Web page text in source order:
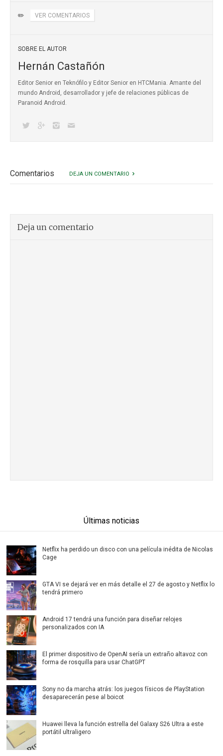
✏️ VER COMENTARIOS
SOBRE EL AUTOR
Hernán Castañón
Editor Senior en Teknófilo y Editor Senior en HTCMania. Amante del
mundo Android, desarrollador y jefe de relaciones públicas de
Paranoid Android.
Comentarios DEJA UN COMENTARIO
Deja un comentario
Últimas noticias
Netflix ha perdido un disco con una película inédita de Nicolas
Cage
GTA VI se dejará ver en más detalle el 27 de agosto y Netflix lo
tendrá primero
Android 17 tendrá una función para diseñar relojes
personalizados con IA
El primer dispositivo de OpenAI sería un extraño altavoz con
forma de rosquilla para usar ChatGPT
Sony no da marcha atrás: los juegos físicos de PlayStation
desaparecerán pese al boicot
Huawei lleva la función estrella del Galaxy S26 Ultra a este
portátil ultraligero